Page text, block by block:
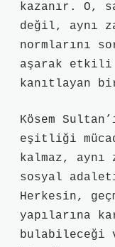
kazanır. O,
değil, aynı
normlarını
aşarak
kanıtlayan
Kösem
eşitliği
kalmaz,
sosyal
Herkesin,
yapılarına
bulabileceği